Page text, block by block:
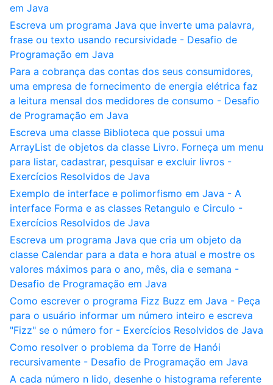
em Java
Escreva um programa Java que inverte uma palavra,
frase ou texto usando recursividade - Desafio de
Programação em Java
Para a cobrança das contas dos seus consumidores,
uma empresa de fornecimento de energia elétrica faz
a leitura mensal dos medidores de consumo - Desafio
de Programação em Java
Escreva uma classe Biblioteca que possui uma
ArrayList de objetos da classe Livro. Forneça um menu
para listar, cadastrar, pesquisar e excluir livros -
Exercícios Resolvidos de Java
Exemplo de interface e polimorfismo em Java - A
interface Forma e as classes Retangulo e Circulo -
Exercícios Resolvidos de Java
Escreva um programa Java que cria um objeto da
classe Calendar para a data e hora atual e mostre os
valores máximos para o ano, mês, dia e semana -
Desafio de Programação em Java
Como escrever o programa Fizz Buzz em Java - Peça
para o usuário informar um número inteiro e escreva
"Fizz" se o número for - Exercícios Resolvidos de Java
Como resolver o problema da Torre de Hanói
recursivamente - Desafio de Programação em Java
A cada número n lido, desenhe o histograma referente